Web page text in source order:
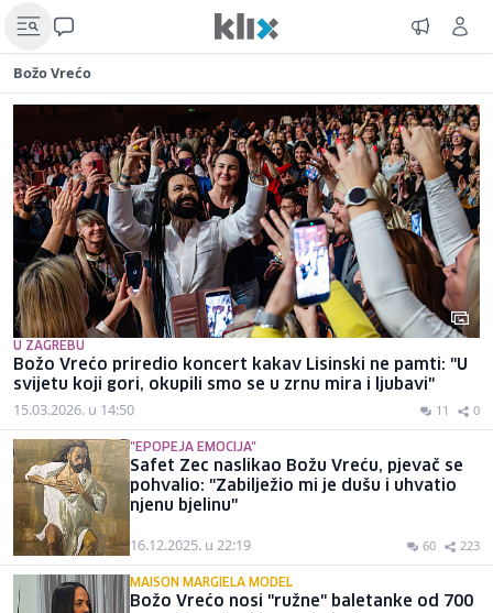
Božo Vrećo
U ZAGREBU
Božo Vrećo priredio koncert kakav Lisinski ne pamti: "U
svijetu koji gori, okupili smo se u zrnu mira i ljubavi"
15.03.2026. u 14:50 11 0
"EPOPEJA EMOCIJA"
Safet Zec naslikao Božu Vreću, pjevač se
pohvalio: "Zabilježio mi je dušu i uhvatio
njenu bjelinu"
16.12.2025. u 22:19 60 223
MAISON MARGIELA MODEL
Božo Vrećo nosi "ružne" baletanke od 700